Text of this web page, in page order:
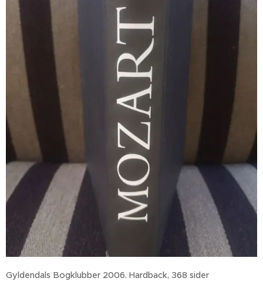
Gyldendals Bogklubber 2006. Hardback, 368 sider